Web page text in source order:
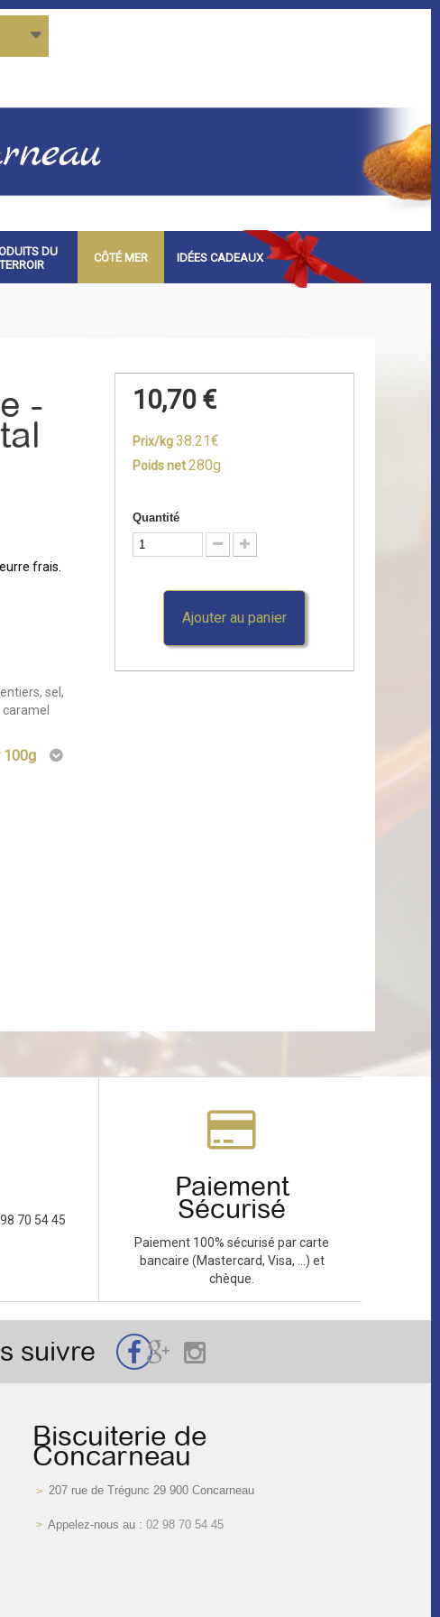
DU
CÔTÉ MER IDÉES CADEAUX
-
frais.
sel,
caramel
100g
10,70 €
Prix/kg38.21€
Poids net280g
Quantité
Ajouter au panier
70 54 45
Paiement
Sécurisé
Paiement 100% sécurisé par carte
bancaire (Mastercard, Visa, ...) et
chèque.
suivre
Biscuiterie de
Concarneau
207 rue de Trégunc 29 900 Concarneau
Appelez-nous au : 02 98 70 54 45